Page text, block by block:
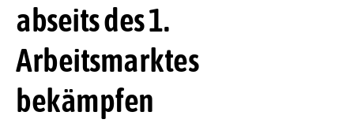
abseits des 1.
Arbeitsmarktes
bekämpfen